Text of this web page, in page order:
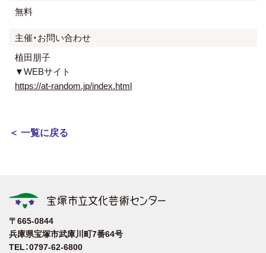
無料
主催・お問い合わせ
植田朋子
▼WEBサイト
https://at-random.jp/index.html
＜ 一覧に戻る
〒665-0844
兵庫県宝塚市武庫川町7番64号
TEL：0797-62-6800